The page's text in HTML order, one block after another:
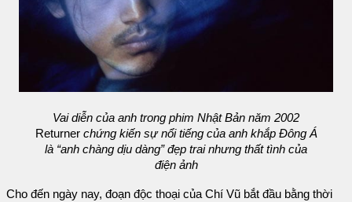
Vai diễn của anh trong phim Nhật Bản năm 2002
Returnerchứng kiến sự nổi tiếng của anh khắp Đông Á
là “anh chàng dịu dàng” đẹp trai nhưng thất tình của
điện ảnh
Cho đến ngày nay, đoạn độc thoại của Chí Vũ bắt đầu bằng thời